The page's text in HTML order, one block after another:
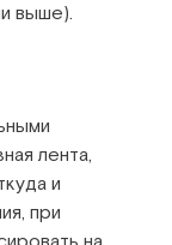
выше).
лента,
и
при
на